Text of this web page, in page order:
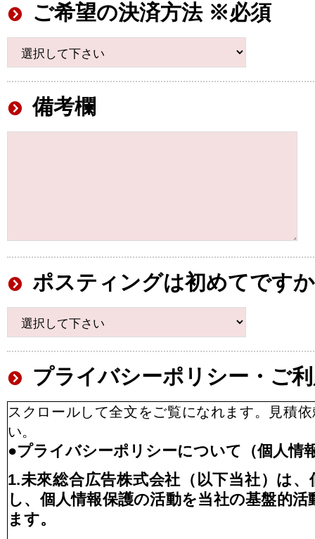
ご希望の決済方法 ※必須
備考欄
ポスティングは初めてです
プライバシーポリシー・ご
スクロールして全文をご覧になれます。見積
い。
●プライバシーポリシーについて（個人情
1.未來総合広告株式会社（以下当社）は
し、個人情報保護の活動を当社の基盤的
ます。